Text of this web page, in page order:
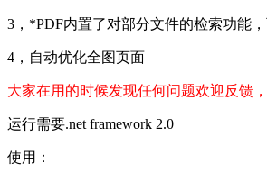
3，*PDF内置了对部分文件的检索功能
4，自动优化全图页面
大家在用的时候发现任何问题欢迎反馈
运行需要.net framework 2.0
使用：